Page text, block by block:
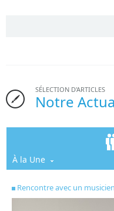
SÉLECTION D'ARTICLES
Notre
À la Une
Rencontre avec un